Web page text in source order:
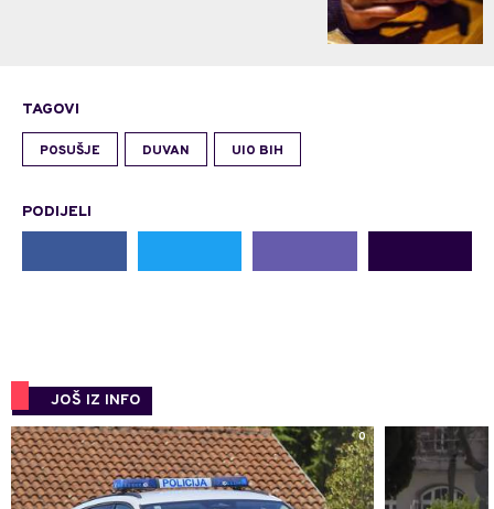
TAGOVI
POSUŠJE DUVAN UIO BIH
PODIJELI
JOŠ IZ INFO
0